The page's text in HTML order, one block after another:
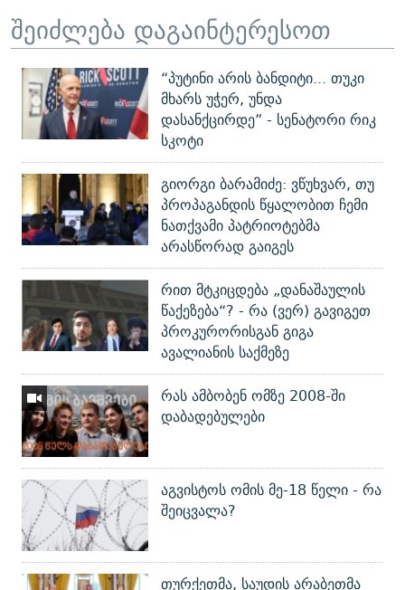
შეიძლება დაგაინტერესოთ
“პუტინი არის ბანდიტი... თუკი
მხარს უჭერ, უნდა
დასანქცირდე” - სენატორი რიკ
სკოტი
გიორგი ბარამიძე: ვწუხვარ, თუ
პროპაგანდის წყალობით ჩემი
ნათქვამი პატრიოტებმა
არასწორად გაიგეს
რით მტკიცდება „დანაშაულის
წაქეზება“? - რა (ვერ) გავიგეთ
პროკურორისგან გიგა
ავალიანის საქმეზე
რას ამბობენ ომზე 2008-ში
დაბადებულები
აგვისტოს ომის მე-18 წელი - რა
შეიცვალა?
თურქეთმა, საუდის არაბეთმა